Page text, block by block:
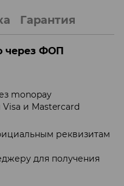
Гарантия
через ФОП
monopay
и Mastercard
реквизитам
для получения